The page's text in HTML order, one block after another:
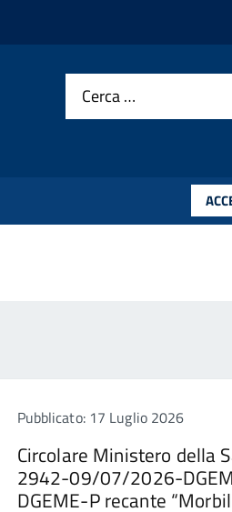
Cerca …
Pubblicato: 17 Luglio 2026
Circolare Ministero della
2942-09/07/2026-
DGEME-P recante